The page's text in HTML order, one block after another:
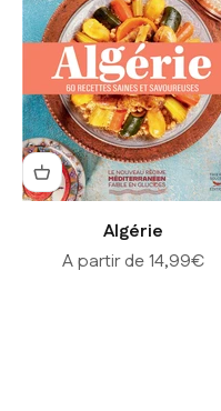
Algérie
Prix de vente
A partir de 14,99€